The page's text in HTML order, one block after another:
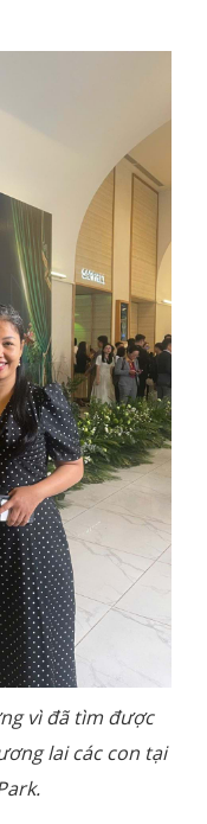
vì đã tìm được
laicác con tại